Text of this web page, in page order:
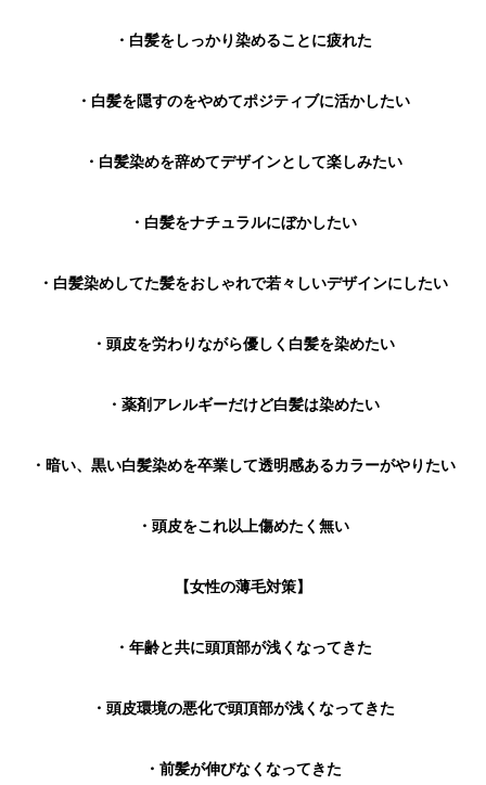
・白髪をしっかり染めることに疲れた
・白髪を隠すのをやめてポジティブに活かしたい
・白髪染めを辞めてデザインとして楽しみたい
・白髪をナチュラルにぼかしたい
・白髪染めしてた髪をおしゃれで若々しいデザインにしたい
・頭皮を労わりながら優しく白髪を染めたい
・薬剤アレルギーだけど白髪は染めたい
・暗い、黒い白髪染めを卒業して透明感あるカラーがやりたい
・頭皮をこれ以上傷めたく無い
【女性の薄毛対策】
・年齢と共に頭頂部が浅くなってきた
・頭皮環境の悪化で頭頂部が浅くなってきた
・前髪が伸びなくなってきた